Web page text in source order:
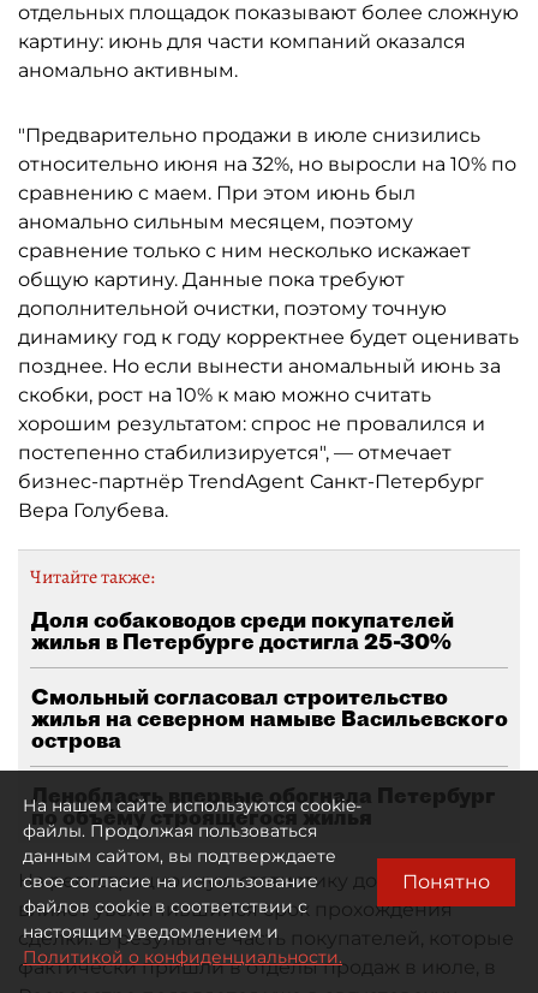
отдельных площадок показывают более сложную
картину: июнь для части компаний оказался
аномально активным.
"Предварительно продажи в июле снизились
относительно июня на 32%, но выросли на 10% по
сравнению с маем. При этом июнь был
аномально сильным месяцем, поэтому
сравнение только с ним несколько искажает
общую картину. Данные пока требуют
дополнительной очистки, поэтому точную
динамику год к году корректнее будет оценивать
позднее. Но если вынести аномальный июнь за
скобки, рост на 10% к маю можно считать
хорошим результатом: спрос не провалился и
постепенно стабилизируется", — отмечает
бизнес-партнёр TrendAgent Санкт-Петербург
Вера Голубева.
Читайте также:
Доля собаководов среди покупателей
жилья в Петербурге достигла 25-30%
Смольный согласовал строительство
жилья на северном намыве Васильевского
острова
Ленобласть впервые обогнала Петербург
по объёму строящегося жилья
На регистрационную статистику дополнительно
влияет увеличившийся срок прохождения
сделки. В результате часть покупателей, которые
фактически пришли в отделы продаж в июле, в
На нашем сайте используются cookie-
файлы. Продолжая пользоваться
данным сайтом, вы подтверждаете
свое согласие на использование
файлов cookie в соответствии с
настоящим уведомлением и
Политикой о конфиденциальности.
Понятно